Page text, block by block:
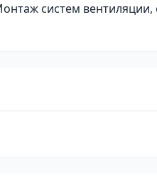
систем вентиляции,